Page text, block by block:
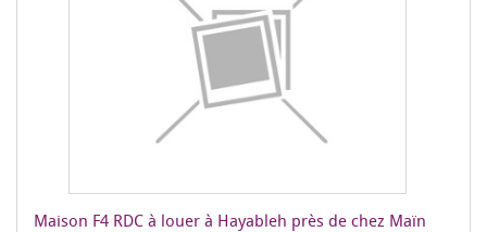
Maison F4 RDC à louer à Hayableh près de chez Maïn